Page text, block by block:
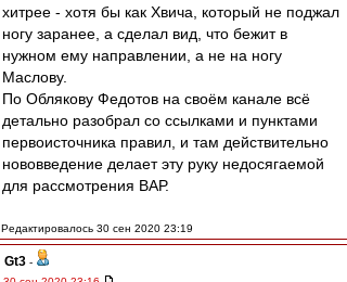
хитрее - хотя бы как Хвича, который не поджал
ногу заранее, а сделал вид, что бежит в
нужном ему направлении, а не на ногу
Маслову.
По Облякову Федотов на своём канале всё
детально разобрал со ссылками и пунктами
первоисточника правил, и там действительно
нововведение делает эту руку недосягаемой
для рассмотрения ВАР.
Редактировалось 30 сен 2020 23:19
Gt3 -